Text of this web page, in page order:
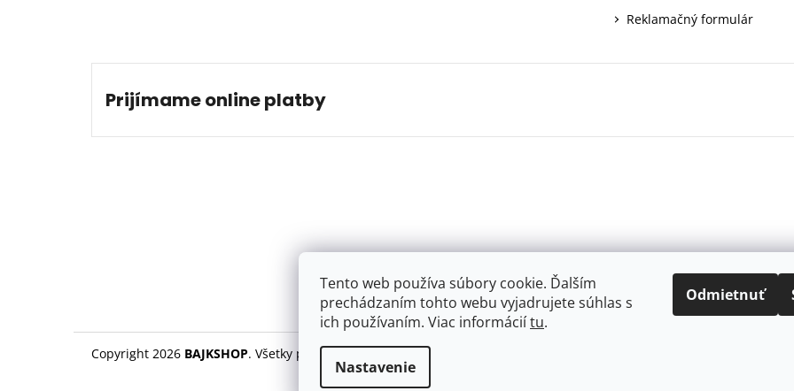
Tento web používa súbory cookie. Ďalším
prechádzaním tohto webu vyjadrujete súhlas s
ich používaním. Viac informáciítu.
Nastavenie
Odmietnuť
Reklamačný formulár
Prijímame online platby
Copyright 2026 BAJKSHOP. Všetky práva vyhradené.